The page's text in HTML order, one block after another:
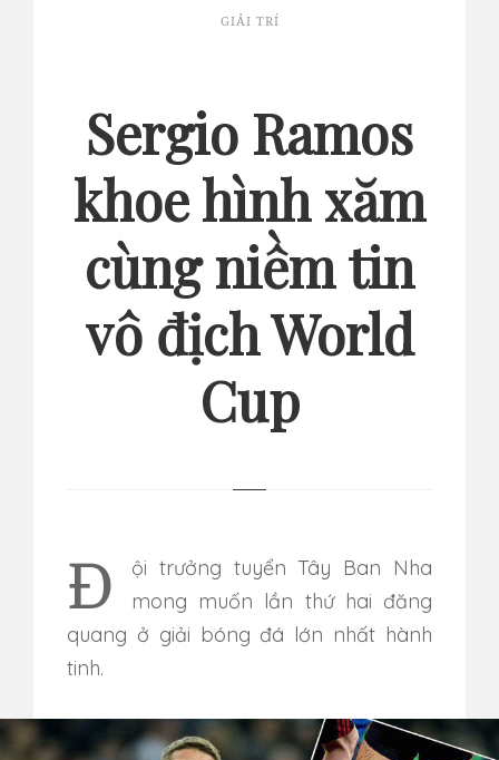
GIẢI TRÍ
Sergio Ramos
khoe hình xăm
cùng niềm tin
vô địch World
Cup
Đội trưởng tuyển Tây Ban Nha
mong muốn lần thứ hai đăng
quang ở giải bóng đá lớn nhất hành
tinh.